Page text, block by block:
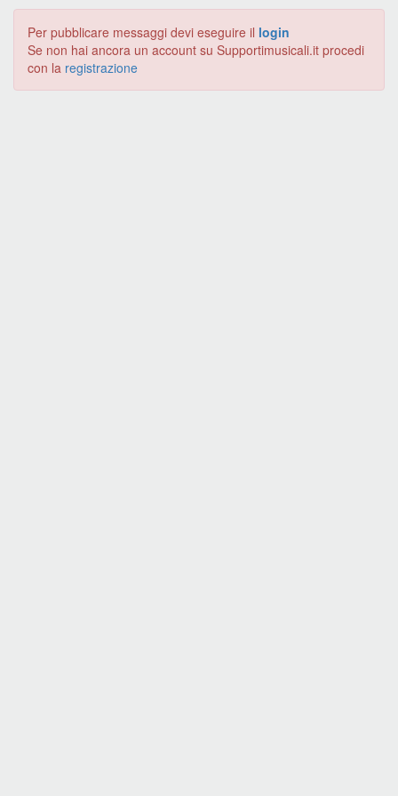
Per pubblicare messaggi devi eseguire il login
Se non hai ancora un account su Supportimusicali.it procedi
con la registrazione